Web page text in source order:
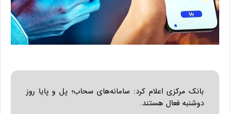
بانک مرکزی اعلام کرد: سامانه‌های سحاب؛ پل و پایا روز
دوشنبه فعال هستند.